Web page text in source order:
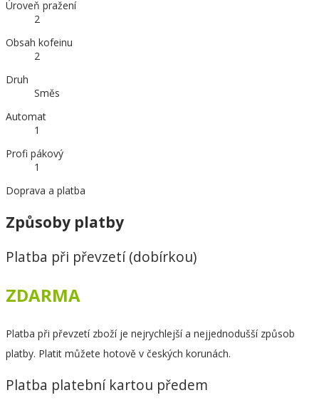
Úroveň pražení
2
Obsah kofeinu
2
Druh
Směs
Automat
1
Profi pákový
1
Doprava a platba
Způsoby platby
Platba při převzetí (dobírkou)
ZDARMA
Platba při převzetí zboží je nejrychlejší a nejjednodušší způsob
platby. Platit můžete hotově v českých korunách.
Platba platební kartou předem